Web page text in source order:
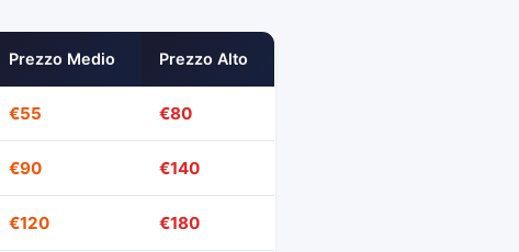
Prezzo Medio Prezzo Alto
€55 €80
€90 €140
€120 €180